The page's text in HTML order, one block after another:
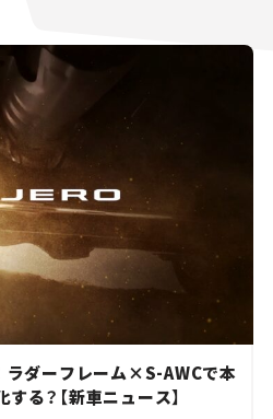
ラダーフレーム×S-AWCで本
る？【新車ニュース】